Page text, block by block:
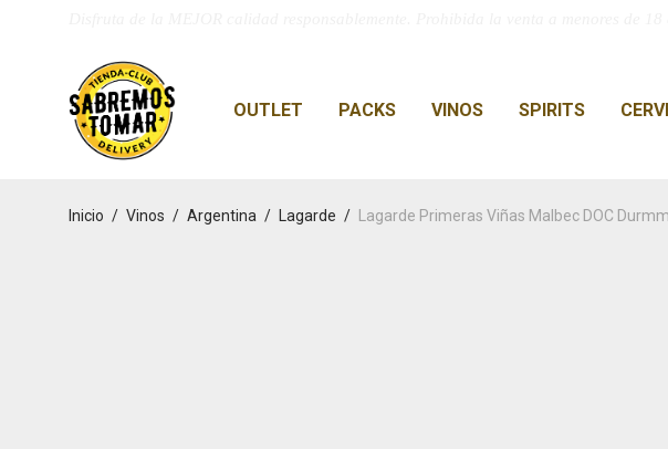
OUTLET PACKS VINOS SPIRITS
Inicio / Vinos / Argentina / Lagarde / Lagarde Primeras Viñas Malbec DOC